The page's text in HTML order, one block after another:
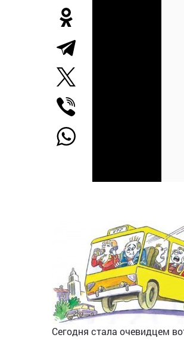
Сегодня стала очевидцем